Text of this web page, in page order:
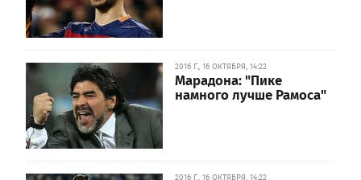
2016 Г., 16 ОКТЯБРЯ, 14:22
Марадона: "Пике
намного лучше Рамоса"
2016 Г., 16 ОКТЯБРЯ, 14:22